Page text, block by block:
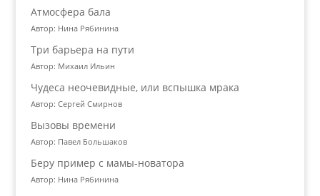
Атмосфера бала
Автор: Нина Рябинина
Три барьера на пути
Автор: Михаил Ильин
Чудеса неочевидные, или вспышка мрака
Автор: Сергей Смирнов
Вызовы времени
Автор: Павел Большаков
Беру пример с мамы-новатора
Автор: Нина Рябинина